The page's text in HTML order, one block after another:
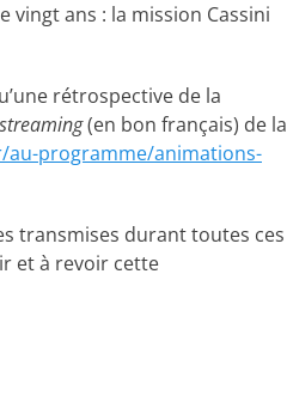
vingt ans : la mission Cassini
rétrospective de la
streaming(en bon français) de la
au-programme/animations-
transmises durant toutes ces
et à revoir cette